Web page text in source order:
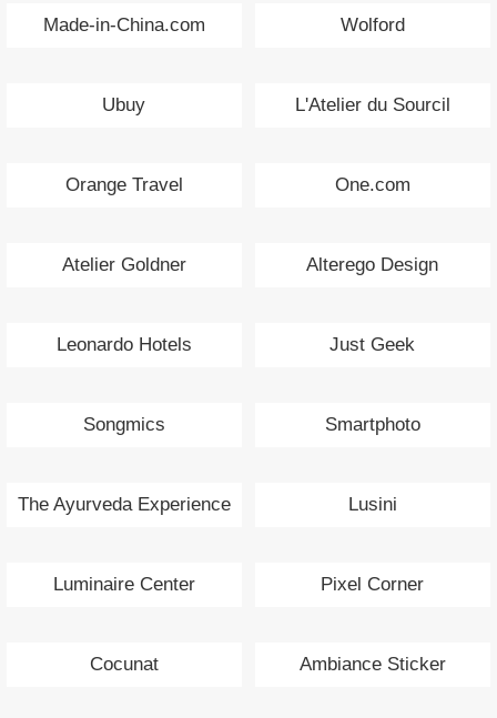
Made-in-China.com Wolford
Ubuy L'Atelier du Sourcil
Orange Travel One.com
Atelier Goldner Alterego Design
Leonardo Hotels Just Geek
Songmics Smartphoto
The Ayurveda Experience Lusini
Luminaire Center Pixel Corner
Cocunat Ambiance Sticker